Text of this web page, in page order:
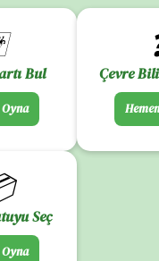
Bul Çevre
Seç